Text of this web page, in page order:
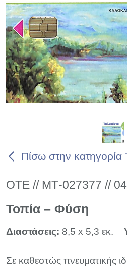
Πίσω στην κατηγορία
ΟΤΕ // ΜΤ-027377 //
Τοπία – Φύση
Διαστάσεις: 8,5 x 5,3 εκ.
Σε καθεστώς πνευματικής